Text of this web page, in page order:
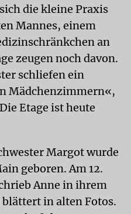
die kleine Praxis
Mannes, einem
an
zeugen noch davon.
schliefen ein
Mädchenzimmern«,
Etage ist heute
Margot wurde
geboren. Am 12.
Anne in ihrem
blättert in alten Fotos.